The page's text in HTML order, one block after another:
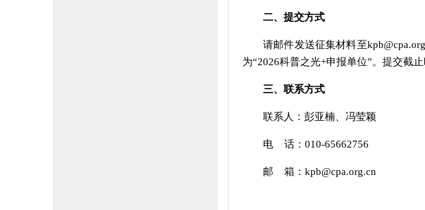
二、提交方式
请邮件发送征集材料至
为“2026科普之光+申报单位”。提交截
三、联系方式
联系人：彭亚楠、冯莹颖
电 话：010-65662756
邮 箱：kpb@cpa.org.cn